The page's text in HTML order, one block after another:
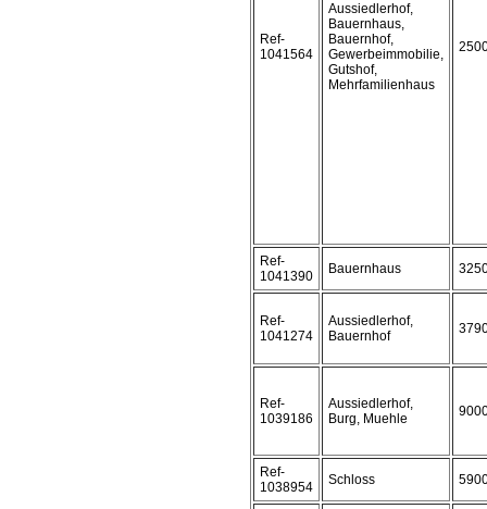
Ref-
1041564
Aussiedlerhof,
Bauernhaus,
Bauernhof,
Gewerbeimmobilie,
Gutshof,
Mehrfamilienhaus
Ref-
1041390
Bauernhaus
Ref-
1041274
Aussiedlerhof,
Bauernhof
Ref-
1039186
Aussiedlerhof,
Burg, Muehle
Ref-
1038954
Schloss